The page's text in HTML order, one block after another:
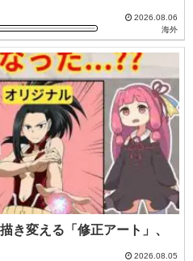
2026.08.06
海外
き変える「修正アート」、
2026.08.05